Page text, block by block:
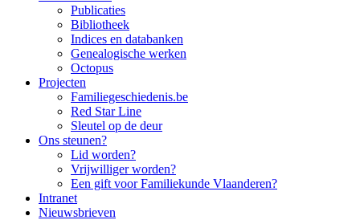
Publicaties
Bibliotheek
Indices en databanken
Genealogische werken
Octopus
Projecten
Familiegeschiedenis.be
Red Star Line
Sleutel op de deur
Ons steunen?
Lid worden?
Vrijwilliger worden?
Een gift voor Familiekunde Vlaanderen?
Intranet
Nieuwsbrieven